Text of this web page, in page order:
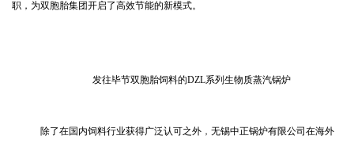
职，为双胞胎集团开启了高效节能的新模式。
发往毕节双胞胎饲料的DZL系列生物质蒸汽锅炉
除了在国内饲料行业获得广泛认可之外 ， 无锡中正锅炉有限公司在海外